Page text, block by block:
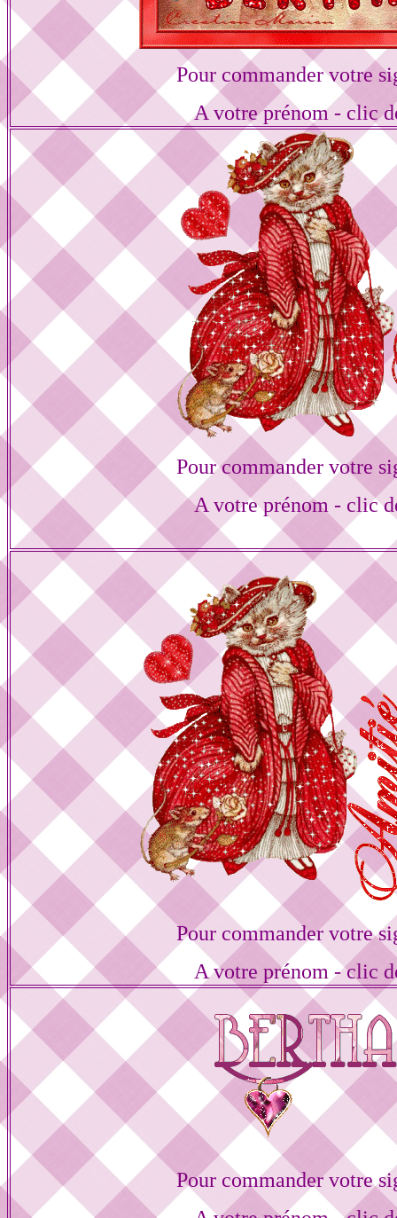
Pour commander votre
A votre prénom - clic
Pour commander votre
A votre prénom - clic
Pour commander votre
A votre prénom - clic
Pour commander votre